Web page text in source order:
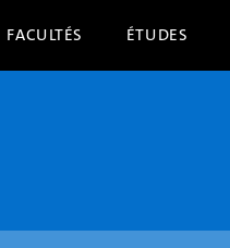
FACULTÉS ÉTUDES